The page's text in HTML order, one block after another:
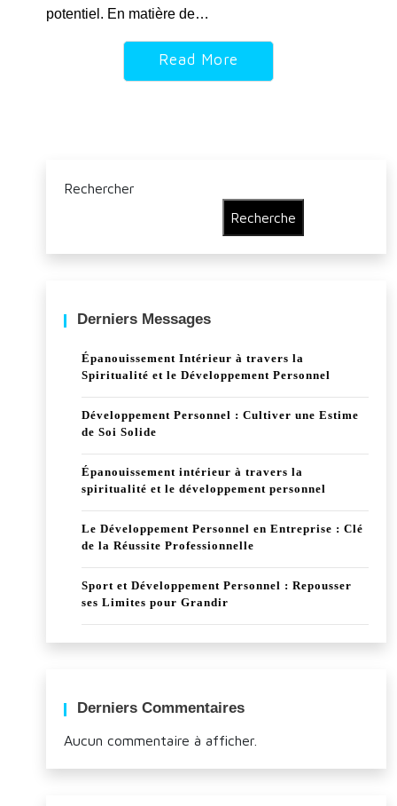
potentiel. En matière de…
Read More
Rechercher
Recherche
Derniers Messages
Épanouissement Intérieur à travers la
Spiritualité et le Développement Personnel
Développement Personnel : Cultiver une Estime
de Soi Solide
Épanouissement intérieur à travers la
spiritualité et le développement personnel
Le Développement Personnel en Entreprise : Clé
de la Réussite Professionnelle
Sport et Développement Personnel : Repousser
ses Limites pour Grandir
Derniers Commentaires
Aucun commentaire à afficher.